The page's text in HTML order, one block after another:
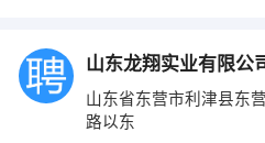
山东龙翔实业有限公
山东省东营市利津县东
路以东